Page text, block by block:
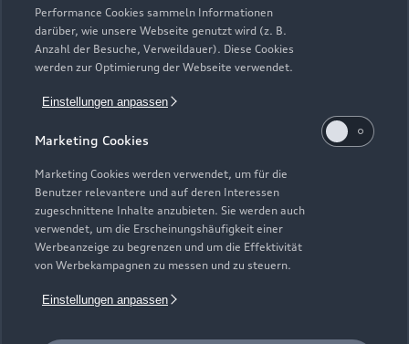
Elektromodelle
Plug-in-Hybride
Neuwagensuche
Gebrauchtwagensuche
Geschäftskunden
Service & Zubehör
Saisonale Angebote
Audi Services
Garantie
Audi digital services
myAudi
Support
Audi Code
Häufige Fragen (FAQ)
Audi Online Beratung
Online-Terminvereinbarung
Servicekontakt
Über Audi
Unternehmen
Karriere
Investor Relations
© 2026 AUDI AG. Alle Rechte vorbehalten
Impressum Rechtliches
Performance Cookies sammeln Informationen
darüber, wie unsere Webseite genutzt wird (z. B.
Anzahl der Besuche, Verweildauer). Diese Cookies
werden zur Optimierung der Webseite verwendet.
Einstellungen anpassen
Marketing Cookies
Marketing Cookies werden verwendet, um für die
Benutzer relevantere und auf deren Interessen
zugeschnittene Inhalte anzubieten. Sie werden auch
verwendet, um die Erscheinungshäufigkeit einer
Werbeanzeige zu begrenzen und um die Effektivität
von Werbekampagnen zu messen und zu steuern.
Einstellungen anpassen